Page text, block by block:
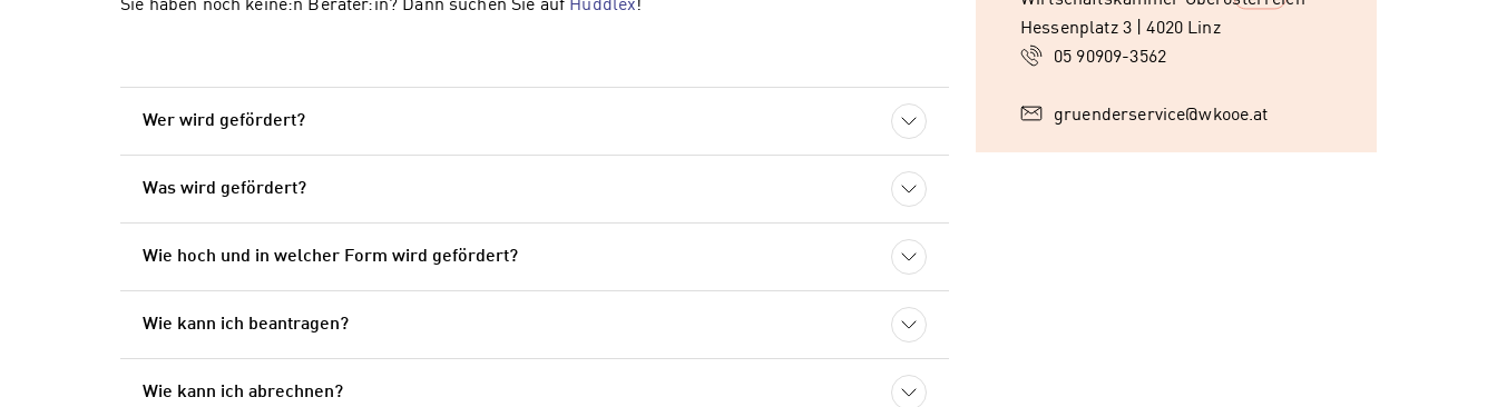
Sie haben noch keine:n Berater:in? Dann suchen Sie auf Huddlex!
Wer wird gefördert?
Was wird gefördert?
Wie hoch und in welcher Form wird gefördert?
Wie kann ich beantragen?
Wie kann ich abrechnen?
Hessenplatz 3 | 4020 Linz
05 90909-3562
gruenderservice@wkooe.at